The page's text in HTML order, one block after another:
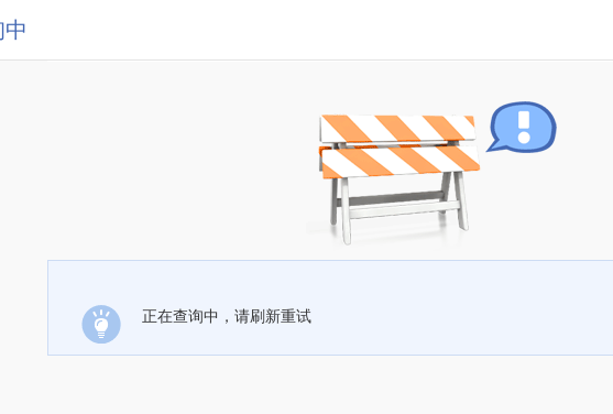
正在查询中，请刷新重试